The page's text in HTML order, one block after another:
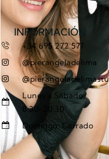
INFORMACIÓN
+34 695 272 577
@pierangeladelima
Lunes a Sábado:
8:30-20:30
Domingo: Cerrado